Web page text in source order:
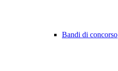
Bandi di concorso